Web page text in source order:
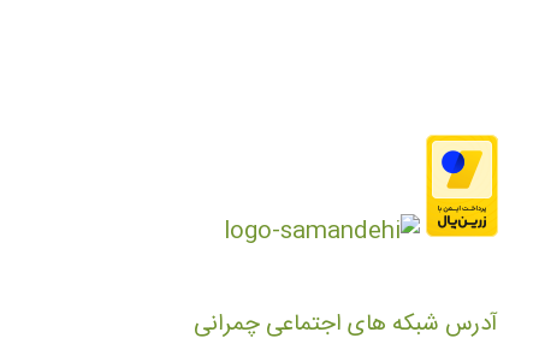
آدرس شبکه های اجتماعی چمرانی